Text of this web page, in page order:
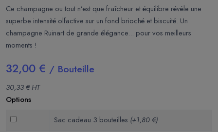
Ce champagne ou tout n’est que fraîcheur et équilibre révèle une
superbe intensité olfactive sur un fond brioché et biscuité. Un
champagne Ruinart de grande élégance... pour vos meilleurs
moments !
32,00 € / Bouteille
30,33 € HT
Options
Sac cadeau 3 bouteilles (+1,80 €)